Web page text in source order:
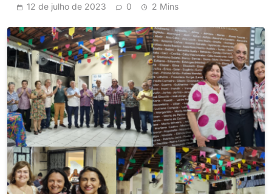
12 de julho de 2023 0 2 Mins